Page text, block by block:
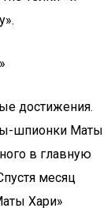
достижения.
шпионки Маты
в главную
месяц
Хари»